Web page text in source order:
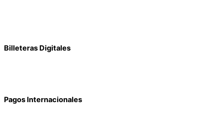
Billeteras Digitales
Pagos Internacionales